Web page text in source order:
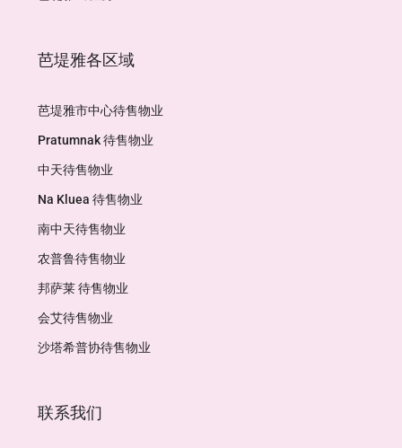
芭堤雅各区域
芭堤雅市中心待售物业
Pratumnak 待售物业
中天待售物业
Na Kluea 待售物业
南中天待售物业
农普鲁待售物业
邦萨莱 待售物业
会艾待售物业
沙塔希普协待售物业
联系我们